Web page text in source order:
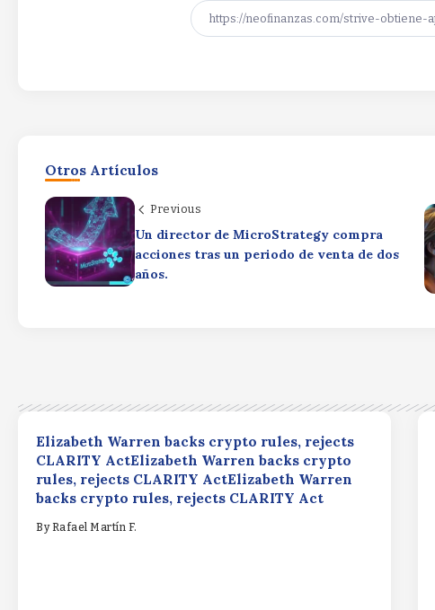
Otros Artículos
Previous
Un director de MicroStrategy compra
acciones tras un periodo de venta de dos
años.
Elizabeth Warren backs crypto rules, rejects
CLARITY ActElizabeth Warren backs crypto
rules, rejects CLARITY ActElizabeth Warren
backs crypto rules, rejects CLARITY Act
By Rafael Martín F.